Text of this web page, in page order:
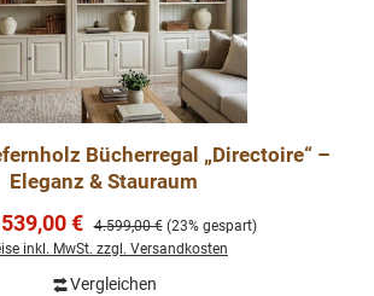
Bücherregal „Directoire“ –
Eleganz & Stauraum
€ Regulärer Preis:
4.599,00 € (23% gespart)
inkl. MwSt. zzgl. Versandkosten
Vergleichen